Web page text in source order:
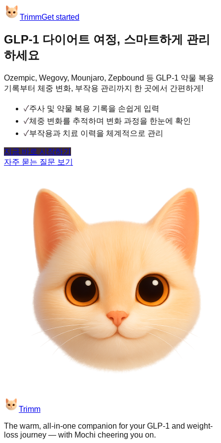
TrimmGet started
GLP-1 다이어트 여정, 스마트하게 관리
하세요
Ozempic, Wegovy, Mounjaro, Zepbound 등 GLP-1 약물 복용
기록부터 체중 변화, 부작용 관리까지 한 곳에서 간편하게!
✓주사 및 약물 복용 기록을 손쉽게 입력
✓체중 변화를 추적하며 변화 과정을 한눈에 확인
✓부작용과 치료 이력을 체계적으로 관리
지금 바로 시작하기
자주 묻는 질문 보기
Trimm
The warm, all-in-one companion for your GLP-1 and weight-
loss journey — with Mochi cheering you on.